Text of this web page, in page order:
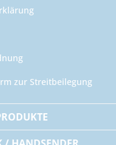
zur Streitbeilegung